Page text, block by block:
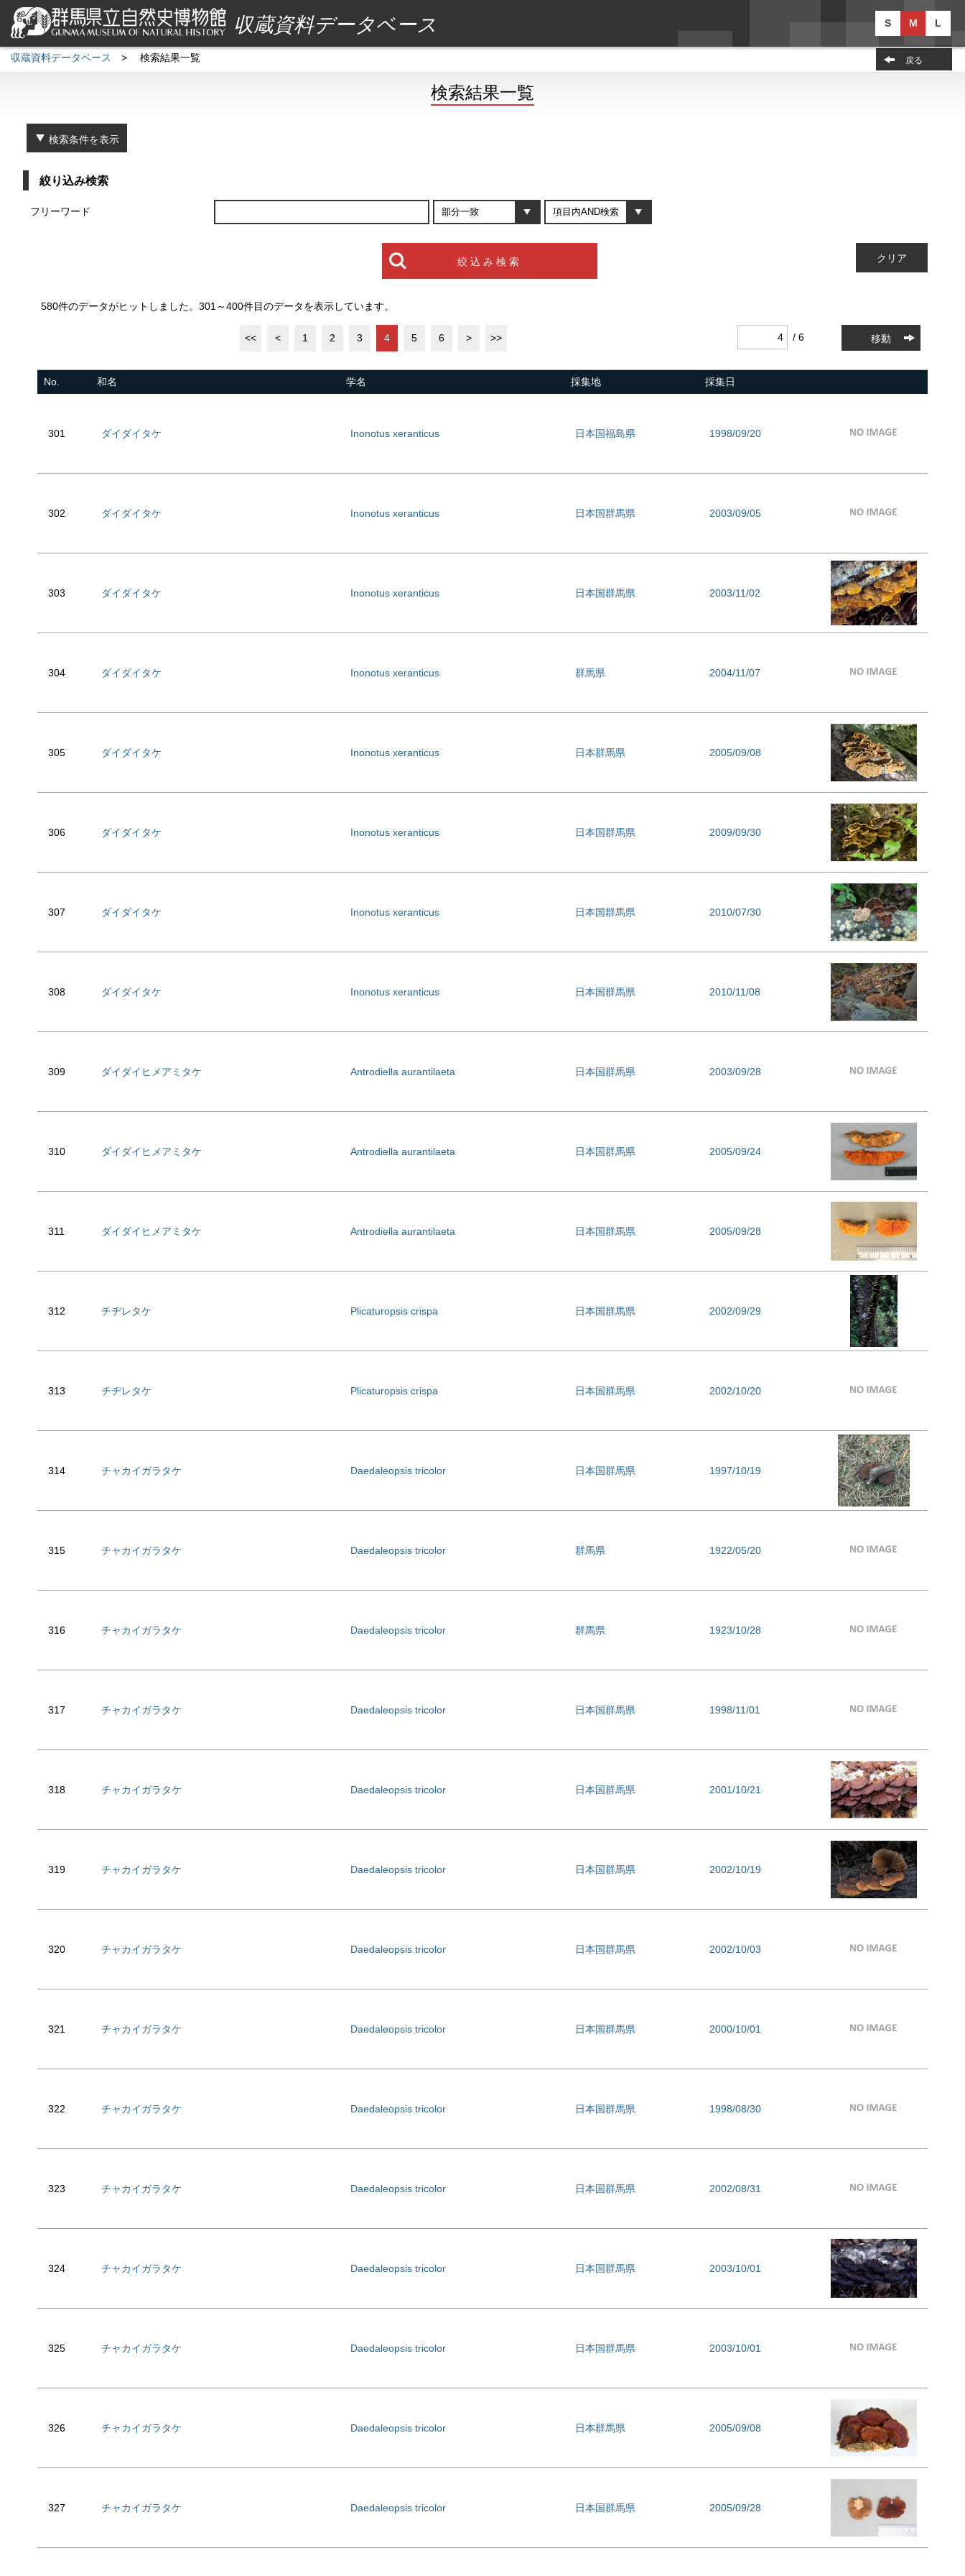
S M L
収蔵資料データベース
収蔵資料データベース > 検索結果一覧 戻る
検索結果一覧
検索条件を表示
絞り込み検索
フリーワード
580件のデータがヒットしました。301～400件目のデータを表示しています。
/ 6 移動
<< < 1 2 3 4 5 6 > >>
No. 和名 学名 採集地 採集日
301 ダイダイタケ Inonotus xeranticus 日本国福島県 1998/09/20
302 ダイダイタケ Inonotus xeranticus 日本国群馬県 2003/09/05
303 ダイダイタケ Inonotus xeranticus 日本国群馬県 2003/11/02
304 ダイダイタケ Inonotus xeranticus 群馬県 2004/11/07
305 ダイダイタケ Inonotus xeranticus 日本群馬県 2005/09/08
306 ダイダイタケ Inonotus xeranticus 日本国群馬県 2009/09/30
307 ダイダイタケ Inonotus xeranticus 日本国群馬県 2010/07/30
308 ダイダイタケ Inonotus xeranticus 日本国群馬県 2010/11/08
309 ダイダイヒメアミタケ Antrodiella aurantilaeta 日本国群馬県 2003/09/28
310 ダイダイヒメアミタケ Antrodiella aurantilaeta 日本国群馬県 2005/09/24
311 ダイダイヒメアミタケ Antrodiella aurantilaeta 日本国群馬県 2005/09/28
312 チヂレタケ Plicaturopsis crispa 日本国群馬県 2002/09/29
313 チヂレタケ Plicaturopsis crispa 日本国群馬県 2002/10/20
314 チャカイガラタケ Daedaleopsis tricolor 日本国群馬県 1997/10/19
315 チャカイガラタケ Daedaleopsis tricolor 群馬県 1922/05/20
316 チャカイガラタケ Daedaleopsis tricolor 群馬県 1923/10/28
317 チャカイガラタケ Daedaleopsis tricolor 日本国群馬県 1998/11/01
318 チャカイガラタケ Daedaleopsis tricolor 日本国群馬県 2001/10/21
319 チャカイガラタケ Daedaleopsis tricolor 日本国群馬県 2002/10/19
320 チャカイガラタケ Daedaleopsis tricolor 日本国群馬県 2002/10/03
321 チャカイガラタケ Daedaleopsis tricolor 日本国群馬県 2000/10/01
322 チャカイガラタケ Daedaleopsis tricolor 日本国群馬県 1998/08/30
323 チャカイガラタケ Daedaleopsis tricolor 日本国群馬県 2002/08/31
324 チャカイガラタケ Daedaleopsis tricolor 日本国群馬県 2003/10/01
325 チャカイガラタケ Daedaleopsis tricolor 日本国群馬県 2003/10/01
326 チャカイガラタケ Daedaleopsis tricolor 日本群馬県 2005/09/08
327 チャカイガラタケ Daedaleopsis tricolor 日本国群馬県 2005/09/28